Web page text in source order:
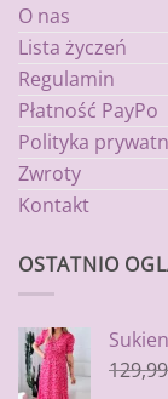
O nas
Lista życzeń
Regulamin
Płatność PayPo
Polityka
Zwroty
Kontakt
OSTATNIO